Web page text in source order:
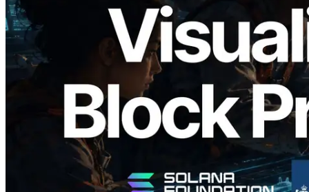
Validators Solutions lança Solana Block
Analyzer — Visualizando o tempo de
produção de bloco por slot e o validador
responsável